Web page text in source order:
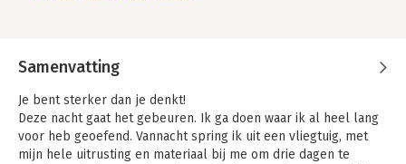
Samenvatting
Je bent sterker dan je denkt!
Deze nacht gaat het gebeuren. Ik ga doen waar ik al heel lang
voor heb geoefend. Vannacht spring ik uit een vliegtuig, met
mijn hele uitrusting en materiaal bij me om drie dagen te